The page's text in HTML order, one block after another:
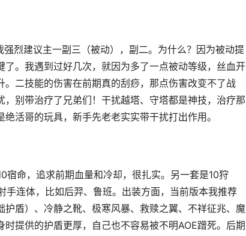
烈建议主一副三（被动），副二。为什么？因为被动提
。我遇到过好几次，就因为多了一点被动等级，丝血开
二技能的伤害在前期真的刮痧，那点伤害改变不了战
别带治疗了兄弟们！干扰越塔、守塔都是神技，治疗那
活哥的玩具，新手先老老实实带干扰打出作用。
宿命，追求前期血量和冷却，很扎实。另一套是10狩
连体，比如后羿、鲁班。出装方面，当前版本我推荐
盾）、冷静之靴、极寒风暴、救赎之翼、不祥征兆、魔
提供的护盾更厚，自己也不容易被不明AOE蹭死。后期